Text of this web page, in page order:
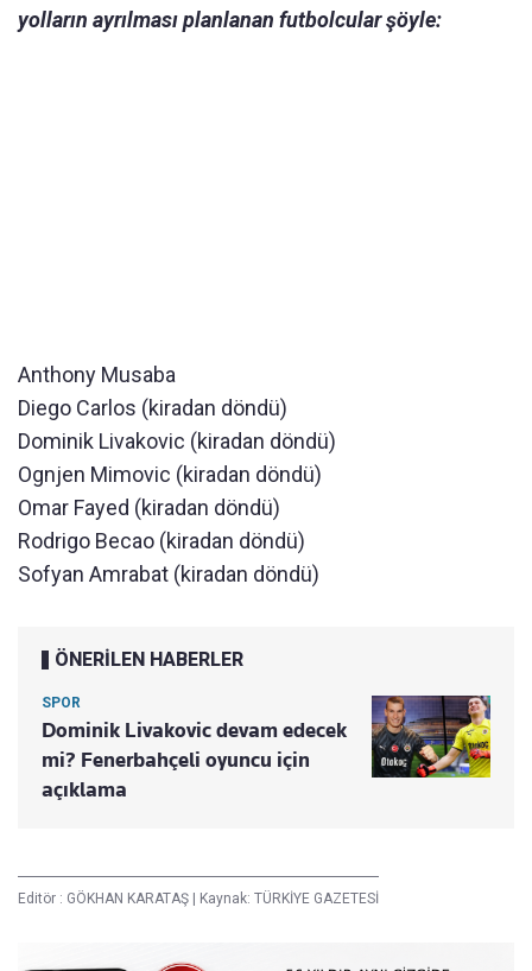
yolların ayrılması planlanan futbolcular şöyle:
Anthony Musaba
Diego Carlos (kiradan döndü)
Dominik Livakovic (kiradan döndü)
Ognjen Mimovic (kiradan döndü)
Omar Fayed (kiradan döndü)
Rodrigo Becao (kiradan döndü)
Sofyan Amrabat (kiradan döndü)
ÖNERİLEN HABERLER
SPOR
Dominik Livakovic devam edecek
mi? Fenerbahçeli oyuncu için
açıklama
Editör : GÖKHAN KARATAŞ | Kaynak: TÜRKİYE GAZETESİ